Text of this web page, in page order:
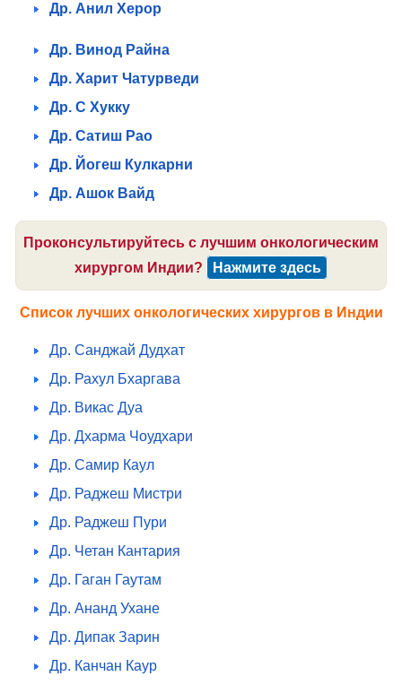
Др. Анил Херор
Др. Винод Райна
Др. Харит Чатурведи
Др. С Хукку
Др. Сатиш Рао
Др. Йогеш Кулкарни
Др. Ашок Вайд
Проконсультируйтесь с лучшим онкологическим
хирургом Индии?
Нажмите здесь
Список лучших онкологических хирургов в Индии
Др. Санджай Дудхат
Др. Рахул Бхаргава
Др. Викас Дуа
Др. Дхарма Чоудхари
Др. Самир Каул
Др. Раджеш Мистри
Др. Раджеш Пури
Др. Четан Кантария
Др. Гаган Гаутам
Др. Ананд Ухане
Др. Дипак Зарин
Др. Канчан Каур